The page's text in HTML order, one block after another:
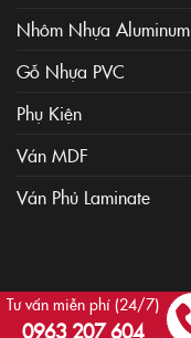
Nhôm Nhựa Aluminum
Gỗ Nhựa PVC
Phụ Kiện
Ván MDF
Ván Phủ Laminate
Tư vấn miễn phí (24/7)
0963 207 604